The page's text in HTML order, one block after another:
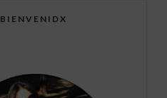
BIENVENIDX